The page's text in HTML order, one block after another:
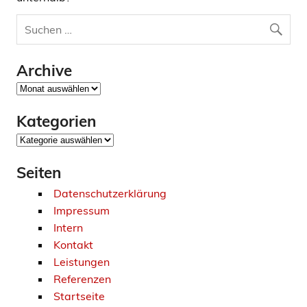
Archive
Archive
Kategorien
Kategorien
Seiten
Datenschutzerklärung
Impressum
Intern
Kontakt
Leistungen
Referenzen
Startseite